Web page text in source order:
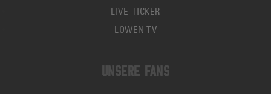
LIVE-TICKER
LÖWEN TV
UNSERE FANS